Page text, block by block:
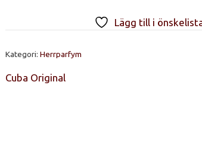
EdT
mängd
Lägg till i
Kategori: Herrparfym
Cuba Original